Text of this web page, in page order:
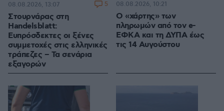
Στουρνάρας στη
Handelsblatt:
Ευπρόσδεκτες οι ξένες
συμμετοχές στις ελληνικές
τράπεζες – Τα σενάρια
εξαγορών
08.08.2026, 13:07 5
Ο «χάρτης» των
πληρωμών από τον e-
ΕΦΚΑ και τη ΔΥΠΑ έως
τις 14 Αυγούστου
08.08.2026, 10:21